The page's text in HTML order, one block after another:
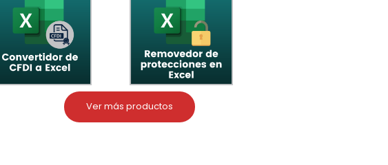
Ver más productos